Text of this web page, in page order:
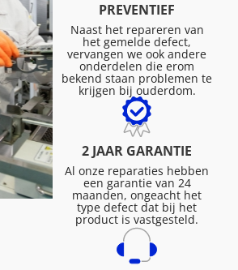
PREVENTIEF
Naast het repareren van
het gemelde defect,
vervangen we ook andere
onderdelen die erom
bekend staan problemen te
krijgen bij ouderdom.
2 JAAR GARANTIE
Al onze reparaties hebben
een garantie van 24
maanden, ongeacht het
type defect dat bij het
product is vastgesteld.